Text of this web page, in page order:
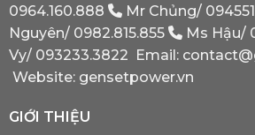
Bắt
Phải
Có?
0964.160.888
Mr Chủng/
Nguyên/ 0982.815.855 Ms Hậu/
Vy/ 093233.3822 Email:
Website: gensetpower.vn
GIỚI THIỆU